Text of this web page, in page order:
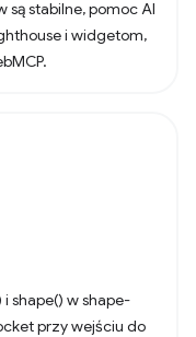
stabilne, pomoc AI
i widgetom,
shape() w shape-
przy wejściu do